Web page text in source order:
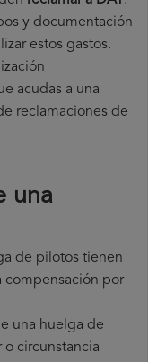
y documentación
estos gastos.
acudas a una
reclamaciones de
una
de pilotos tienen
compensación por
una huelga de
o circunstancia